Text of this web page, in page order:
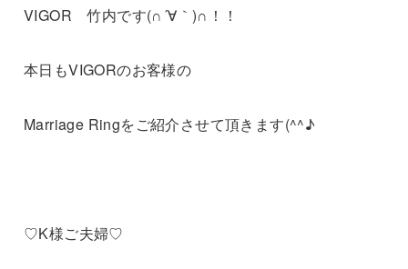
VIGOR 竹内です(∩´∀｀)∩！！
本日もVIGORのお客様の
Marriage Ringをご紹介させて頂きます(^^♪
♡K様ご夫婦♡